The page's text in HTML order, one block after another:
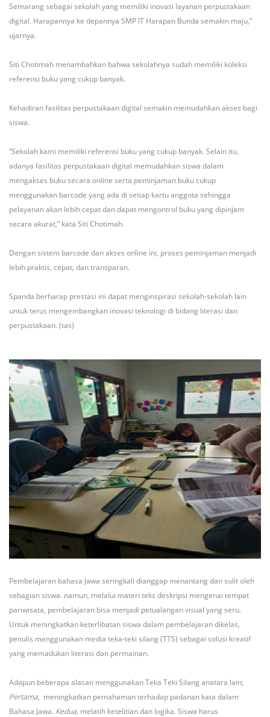
Semarang sebagai sekolah yang memiliki inovasi layanan perpustakaan
digital. Harapannya ke depannya SMP IT Harapan Bunda semakin maju,”
ujarnya.
Siti Chotimah menambahkan bahwa sekolahnya sudah memiliki koleksi
referensi buku yang cukup banyak.
Kehadiran fasilitas perpustakaan digital semakin memudahkan akses bagi
siswa.
“Sekolah kami memiliki referensi buku yang cukup banyak. Selain itu,
adanya fasilitas perpustakaan digital memudahkan siswa dalam
mengakses buku secara online serta peminjaman buku cukup
menggunakan barcode yang ada di setiap kartu anggota sehingga
pelayanan akan lebih cepat dan dapat mengontrol buku yang dipinjam
secara akurat,” kata Siti Chotimah.
Dengan sistem barcode dan akses online ini, proses peminjaman menjadi
lebih praktis, cepat, dan transparan.
Spanda berharap prestasi ini dapat menginspirasi sekolah-sekolah lain
untuk terus mengembangkan inovasi teknologi di bidang literasi dan
perpustakaan. (tas)
Pembelajaran bahasa Jawa seringkali dianggap menantang dan sulit oleh
sebagian siswa. namun, melalui materi teks deskripsi mengenai tempat
pariwisata, pembelajaran bisa menjadi petualangan visual yang seru.
Untuk meningkatkan keterlibatan siswa dalam pembelajaran dikelas,
penulis menggunakan media teka-teki silang (TTS) sebagai solusi kreatif
yang memadukan literasi dan permainan.
Adapun beberapa alasan menggunakan Teka Teki Silang anatara lain;
Pertama, meningkatkan pemahaman terhadap padanan kata dalam
Bahasa Jawa. Kedua, melatih ketelitian dan logika. Siswa harus